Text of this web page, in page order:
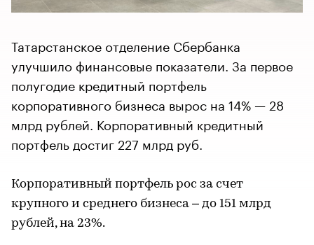
​​​​​​​Татарстанское отделение Сбербанка
улучшило финансовые показатели. За первое
полугодие кредитный портфель
корпоративного бизнеса вырос на 14% — 28
млрд рублей. Корпоративный кредитный
портфель достиг 227 млрд руб.
Корпоративный портфель рос за счет
крупного и среднего бизнеса – до 151 млрд
рублей, на 23%.